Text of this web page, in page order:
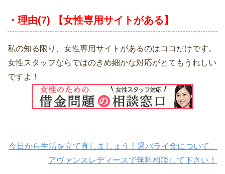
・理由(7) 【女性専用サイトがある】
私の知る限り、女性専用サイトがあるのはココだけです。
女性スタッフならではのきめ細かな対応がとてもうれしい
ですよ！
今日から生活を立て直しましょう！過バライ金について、
アヴァンスレディースで無料相談して下さい！